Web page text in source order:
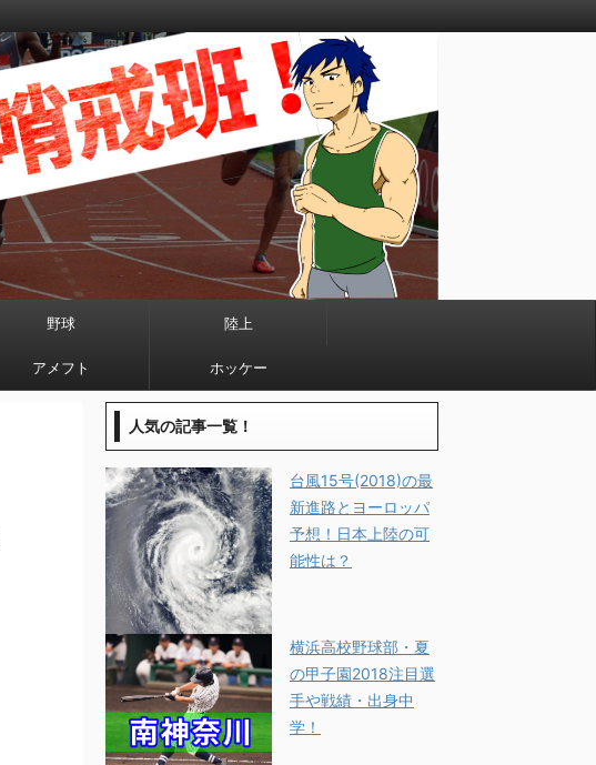
野球 陸上
アメフト ホッケー
人気の記事一覧！
台風15号(2018)の最
新進路とヨーロッパ
予想！日本上陸の可
能性は？
横浜高校野球部・夏
の甲子園2018注目選
手や戦績・出身中
学！